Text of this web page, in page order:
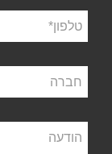
טלפון